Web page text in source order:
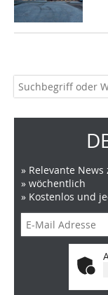
» Relevante
» wöchentlich
» Kostenlos und